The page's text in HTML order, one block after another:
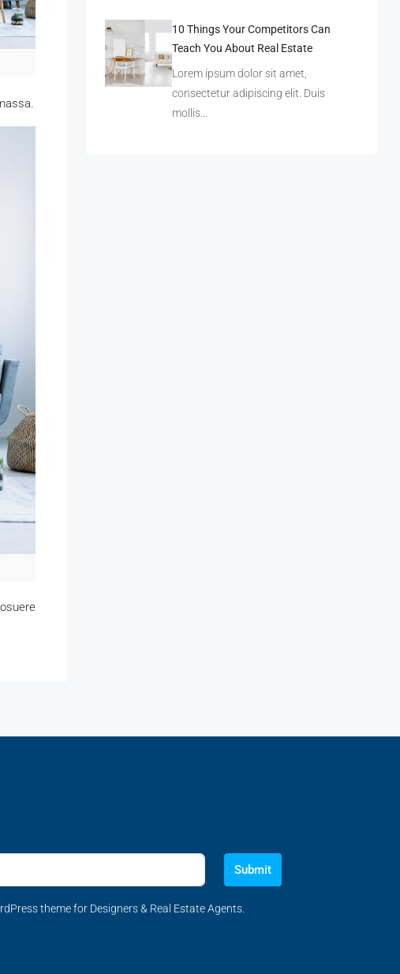
10 Things Your Competitors Can
Teach You About Real Estate
Lorem ipsum dolor sit amet,
consectetur adipiscing elit. Duis
mollis…
Submit
theme for Designers & Real Estate Agents.